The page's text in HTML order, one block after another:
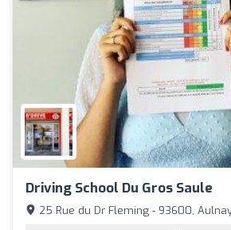
Driving School Du Gros Saule
25 Rue du Dr Fleming - 93600,